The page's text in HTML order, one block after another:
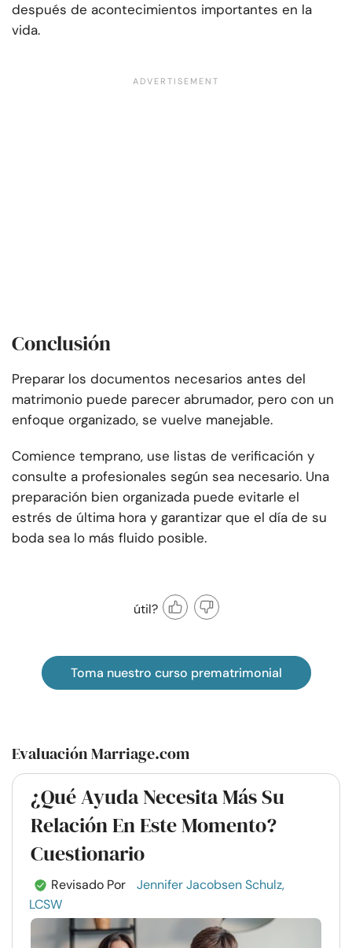
después de acontecimientos importantes en la
vida.
Conclusión
Preparar los documentos necesarios antes del
matrimonio puede parecer abrumador, pero con un
enfoque organizado, se vuelve manejable.
Comience temprano, use listas de verificación y
consulte a profesionales según sea necesario. Una
preparación bien organizada puede evitarle el
estrés de última hora y garantizar que el día de su
boda sea lo más fluido posible.
útil?
Toma nuestro curso prematrimonial
Evaluación Marriage.com
¿Qué Ayuda Necesita Más Su
Relación En Este Momento?
Cuestionario
Revisado Por
Jennifer Jacobsen Schulz,
LCSW